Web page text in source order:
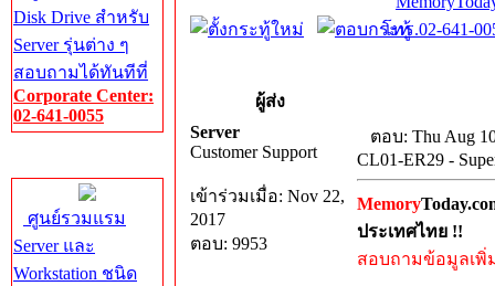
Disk Drive สำหรับ
Server รุ่นต่าง ๆ
สอบถามได้ทันทีที่
Corporate Center:
02-641-0055
ศูนย์รวมแรม
Server และ
Workstation ชนิด
โทร.02-641-
ผู้ส่ง
Server
Customer Support
เข้าร่วมเมื่อ: Nov 22,
2017
ตอบ: 9953
ตอบ: Thu Aug
CL01-ER29 -
Memory
ประเทศไทย !!
สอบถามข้อมูลเพิ่